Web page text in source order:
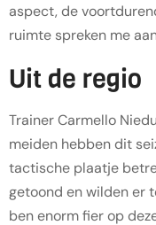
aspect, de
ruimte spreken me
Uit de regio
Trainer Carmello
meiden hebben dit
tactische plaatje
getoond en wilden er
ben enorm fier op